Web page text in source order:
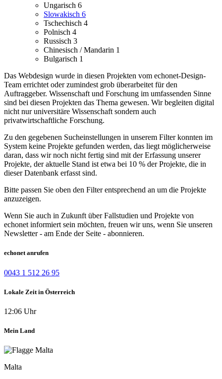
Ungarisch 6
Slowakisch 6
Tschechisch 4
Polnisch 4
Russisch 3
Chinesisch / Mandarin 1
Bulgarisch 1
Das Webdesign wurde in diesen Projekten vom echonet-Design-
Team errichtet oder zumindest grob überarbeitet für den
Auftraggeber. Wissenschaft und Forschung im umfassenden Sinne
sind bei diesen Projekten das Thema gewesen. Wir begleiten digital
nicht nur universitäre Wissenschaft sondern auch
privatwirtschaftliche Forschung.
Zu den gegebenen Sucheinstellungen in unserem Filter konnten im
System keine Projekte gefunden werden, das liegt möglicherweise
daran, dass wir noch nicht fertig sind mit der Erfassung unserer
Projekte, der aktuelle Stand ist etwa bei 10 % der Projekte, die in
dieser Datenbank erfasst sind.
Bitte passen Sie oben den Filter entsprechend an um die Projekte
anzuzeigen.
Wenn Sie auch in Zukunft über Fallstudien und Projekte von
echonet informiert sein möchten, freuen wir uns, wenn Sie unseren
Newsletter - am Ende der Seite - abonnieren.
echonet anrufen
0043 1 512 26 95
Lokale Zeit in Österreich
12:06 Uhr
Mein Land
Malta